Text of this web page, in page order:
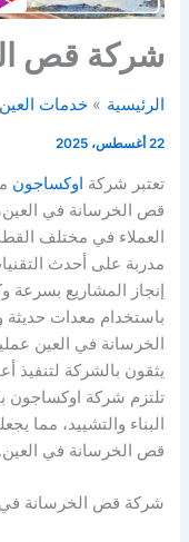
شركة قص
الرئيسية خدمات العين
22 أغسطس، 2025
تعتبر شركة اوكساجون
قص الخرسانة في
العملاء في مختلف
مدربة على أحدث
إنجاز المشاريع بسرعة
باستخدام معدات
الخرسانة في العين
يثقون بالشركة لتنفيذ
تلتزم شركة اوكساجون
البناء والتشييد، مما
قص الخرسانة في العين.
شركة قص الخرسانة في